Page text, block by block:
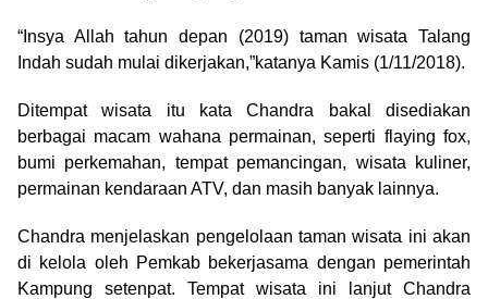
“Insya Allah tahun depan (2019) taman wisata Talang
Indah sudah mulai dikerjakan,”katanya Kamis (1/11/2018).
Ditempat wisata itu kata Chandra bakal disediakan
berbagai macam wahana permainan, seperti flaying fox,
bumi perkemahan, tempat pemancingan, wisata kuliner,
permainan kendaraan ATV, dan masih banyak lainnya.
Chandra menjelaskan pengelolaan taman wisata ini akan
di kelola oleh Pemkab bekerjasama dengan pemerintah
Kampung setenpat. Tempat wisata ini lanjut Chandra